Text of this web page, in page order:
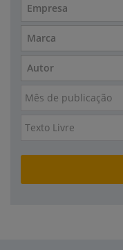
Empresa
Marca
Autor